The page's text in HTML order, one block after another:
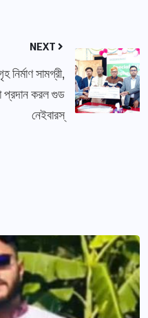
NEXT
নির্মাণ সামগ্রী,
প্রদান করল গুড
নেইবারস্